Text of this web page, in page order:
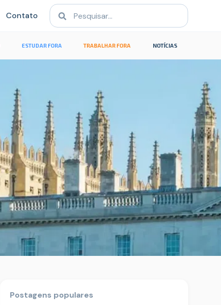
Contato
ESTUDAR FORA TRABALHAR FORA NOTÍCIAS
Postagens populares